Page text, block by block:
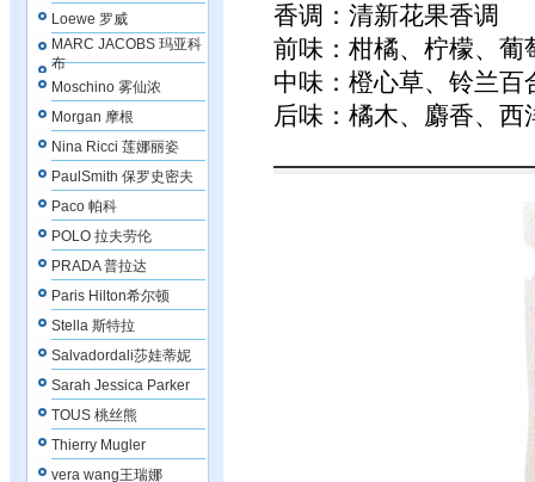
Loewe 罗威
MARC JACOBS 玛亚科
布
Moschino 雾仙浓
Morgan 摩根
Nina Ricci 莲娜丽姿
PaulSmith 保罗史密夫
Paco 帕科
POLO 拉夫劳伦
PRADA 普拉达
Paris Hilton希尔顿
Stella 斯特拉
Salvadordali莎娃蒂妮
Sarah Jessica Parker
TOUS 桃丝熊
Thierry Mugler
vera wang王瑞娜
香调：清新花果香调
前味：柑橘、柠檬、葡
中味：橙心草、铃兰百
后味：橘木、麝香、西